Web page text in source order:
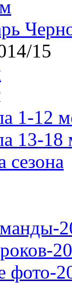
15
1-12
13-18
сезона
фото-